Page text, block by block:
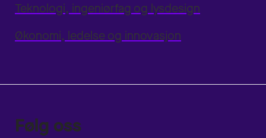
Teknologi, ingeniørfag og lysdesign
Økonomi, ledelse og innovasjon
Følg oss